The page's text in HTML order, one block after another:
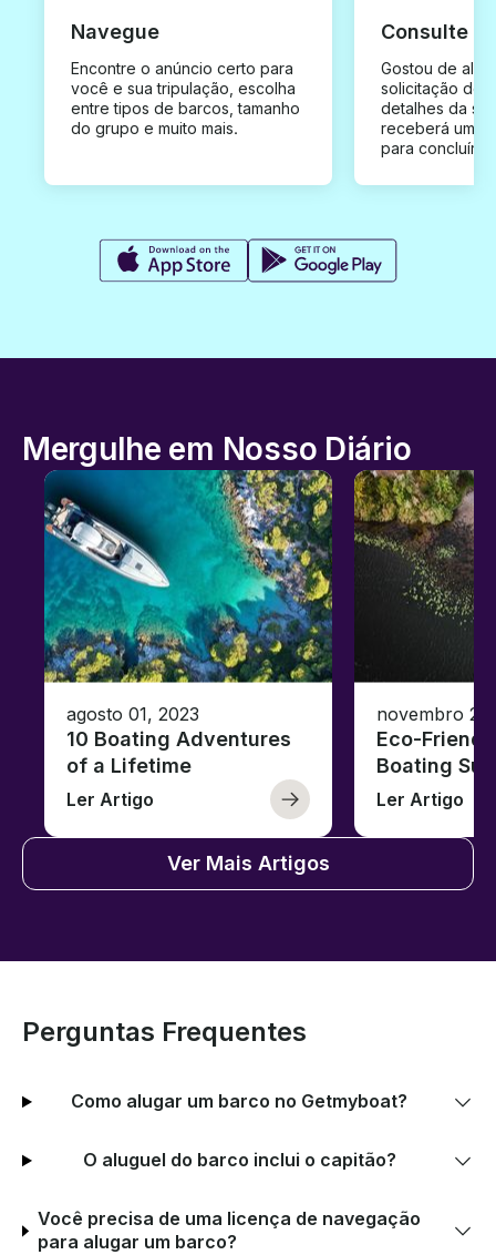
Navegue
Encontre o anúncio certo para
você e sua tripulação, escolha
entre tipos de barcos, tamanho
do grupo e muito mais.
Consulte e
Gostou de
solicitação de
detalhes da
receberá uma
para concluír a
Mergulhe em Nosso Diário
agosto 01, 2023
10 Boating Adventures
of a Lifetime
Ler Artigo
novembro
Eco-
Boating
Ler Artigo
Ver Mais Artigos
Perguntas Frequentes
Como alugar um barco no Getmyboat?
O aluguel do barco inclui o capitão?
Você precisa de uma licença de navegação
para alugar um barco?